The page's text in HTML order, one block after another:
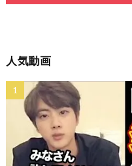
人気動画